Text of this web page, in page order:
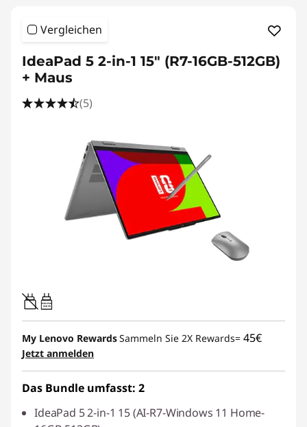
Vergleichen
IdeaPad 5 2-in-1 15" (R7-16GB-512GB)
+ Maus
(5)
45W-65W
USB PD
My Lenovo RewardsSammeln Sie 2X Rewards= 45€
Jetzt anmelden
Das Bundle umfasst: 2
IdeaPad 5 2-in-1 15 (AI-R7-Windows 11 Home-